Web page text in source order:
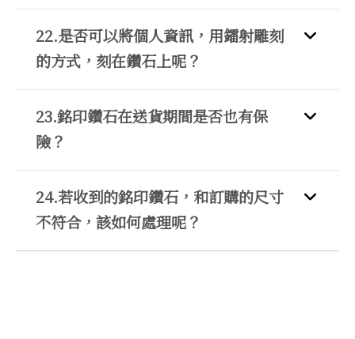
22.是否可以將個人資訊，用鐳射雕刻
的方式，刻在鑽石上呢？
23.銘印鑽石在送貨期間是否也有保
險？
24.若收到的銘印鑽石，和訂購的尺寸
不符合，該如何處理呢？